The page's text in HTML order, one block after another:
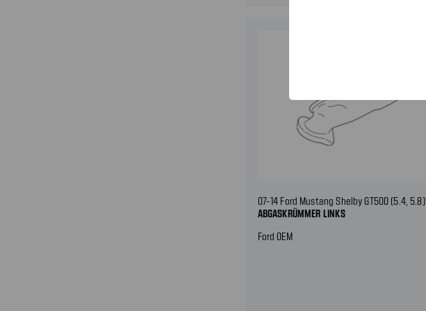
07-14 Ford Mustang Shelby GT500 (5.4, 5.8)
ABGASKRÜMMER LINKS
Ford OEM